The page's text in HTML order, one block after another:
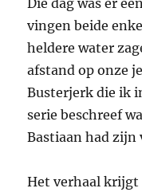
vingen beide
heldere water
afstand op onze
Busterjerk die ik
serie beschreef
Bastiaan had zijn
Het verhaal krijgt